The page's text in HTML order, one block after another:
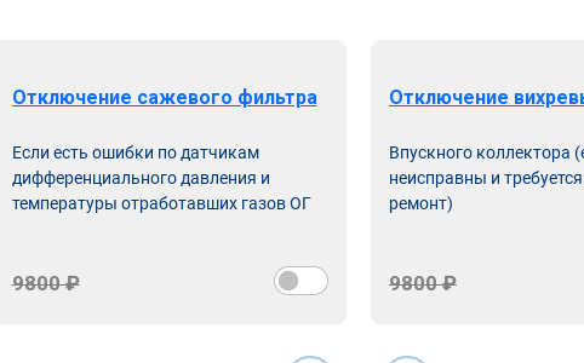
Отключение сажевого фильтра
Если есть ошибки по датчикам
дифференциального давления и
температуры отработавших газов ОГ
9800 ₽
Отключение
Впускного коллектора
неисправны и
ремонт)
9800 ₽